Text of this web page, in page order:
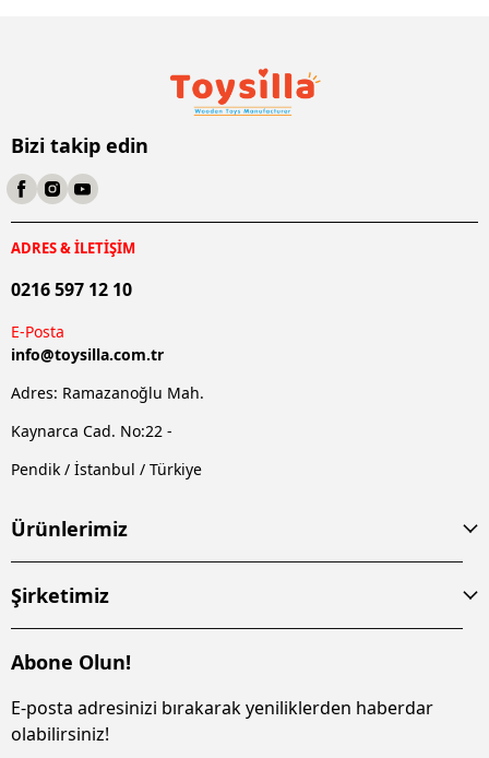
Bizi takip edin
ADRES & İLETİŞİM
0216 597 12 10
E-Posta
info@toysilla.com.tr
Adres: Ramazanoğlu Mah.
Kaynarca Cad. No:22 -
Pendik / İstanbul / Türkiye
Ürünlerimiz
Şirketimiz
Abone Olun!
E-posta adresinizi bırakarak yeniliklerden haberdar
olabilirsiniz!